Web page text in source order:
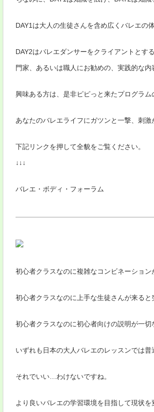
DAY1は大人の生徒さんを含め広くバレエの
DAY2はバレエダンサーをクライアントとす
門家、あるいは職人にお勧めの、実践的な内
興味ある方は、是非ピピっと来たプログラム
あなたのバレエライフにガツンと一撃、刺激
下記リンクを押して全貌をご覧ください。
↓↓↓
バレエ・ボディ・フォーラム
初心者クラスなのに複雑なコンビネーション
初心者クラスなのに上手な生徒さんが来ると
初心者クラスなのに初心者向けの説明が一切
いずれも日本の大人バレエのレッスンでは普
それでいい…わけないですね。
より良いバレエの学習環境を目指して現状